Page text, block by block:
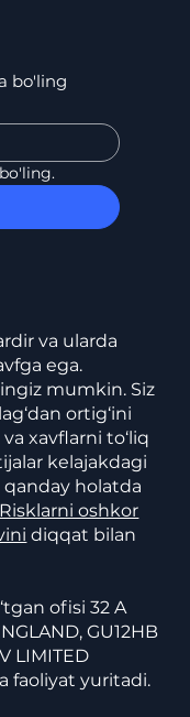
bo'ling
va ularda
ega.
mumkin. Siz
ortig‘ini
xavflarni to‘liq
kelajakdagi
holatda
Risklarni oshkor
diqqat bilan
ofisi 32 A
GU12HB
LIMITED
faoliyat yuritadi.